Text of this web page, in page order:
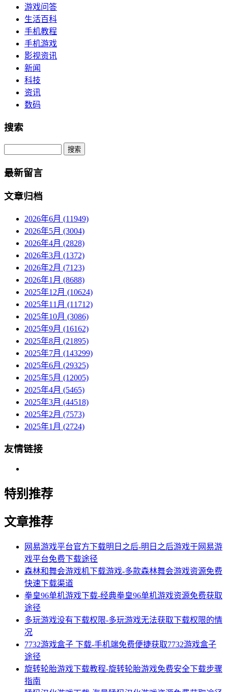
游戏问答
生活百科
手机教程
手机游戏
影视资讯
新闻
科技
资讯
数码
搜索
Search
最新留言
文章归档
2026年6月 (11949)
2026年5月 (3004)
2026年4月 (2828)
2026年3月 (1372)
2026年2月 (7123)
2026年1月 (8688)
2025年12月 (10624)
2025年11月 (11712)
2025年10月 (3086)
2025年9月 (16162)
2025年8月 (21895)
2025年7月 (143299)
2025年6月 (29325)
2025年5月 (12005)
2025年4月 (5465)
2025年3月 (44518)
2025年2月 (7573)
2025年1月 (2724)
友情链接
特别推荐
文章推荐
网易游戏平台官方下载明日之后-明日之后游戏于网易游
戏平台免费下载途径
森林和舞会游戏机下载游戏-多款森林舞会游戏资源免费
快速下载渠道
拳皇96单机游戏下载-经典拳皇96单机游戏资源免费获取
途径
多玩游戏没有下载权限-多玩游戏无法获取下载权限的情
况
7732游戏盒子 下载-手机端免费便捷获取7732游戏盒子
途径
旋转轮胎游戏下载教程-旋转轮胎游戏免费安全下载步骤
指南